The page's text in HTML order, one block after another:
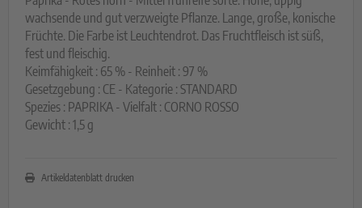
wachsende und gut verzweigte Pflanze. Lange, große, konische
Früchte. Die Farbe ist Leuchtendrot. Das Fruchtfleisch ist süß,
fest und fleischig.
Keimfähigkeit : 65 % - Reinheit : 97 %
Gesetzgebung : CE - Kategorie : STANDARD
Spezies : PAPRIKA - Vielfalt : CORNO ROSSO
Gewicht : 1,5 g
Artikeldatenblatt drucken